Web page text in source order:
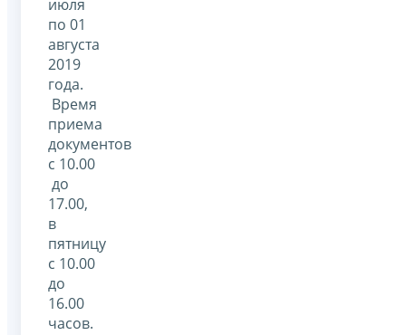
июля
по 01
августа
2019
года.
Время
приема
документов
с 10.00
до
17.00,
в
пятницу
с 10.00
до
16.00
часов.